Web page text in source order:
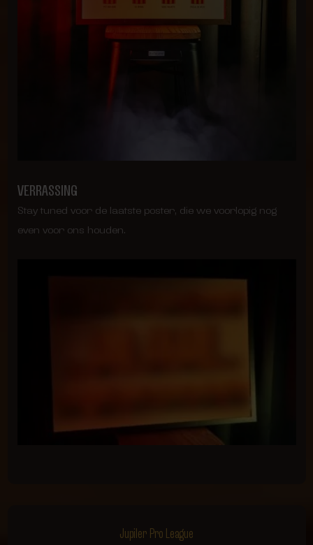
VERRASSING
Stay tuned voor de laatste poster, die we voorlopig nog
even voor ons houden.
Jupiler Pro League